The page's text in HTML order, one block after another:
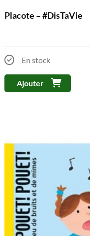
Placote – #DisTaVie
En stock
Ajouter